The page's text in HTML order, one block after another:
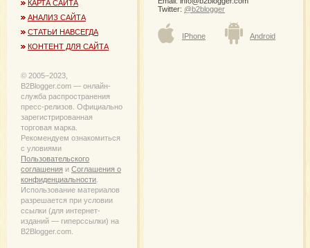
КАРТА САЙТА
АНАЛИЗ САЙТА
СТАТЬИ НАВСЕГДА
КОНТЕНТ ДЛЯ САЙТА
© 2005−2023,
B2Blogger.com — онлайн-
служба распространения
пресс-релизов. Официально
зарегистрированная
торговая марка.
Рекомендуем ознакомиться
с уловиями
Пользовательского
соглашения и Соглашения о
конфиденциальности
Использование материалов
разрешается при условии
ссылки (для интернет-
изданий — гиперссылки) на
B2Blogger.com.
Twitter: @b2blogger
IPhone Android